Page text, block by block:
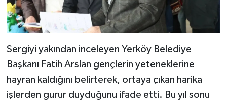
Sergiyi yakından inceleyen Yerköy Belediye
Başkanı Fatih Arslan gençlerin yeteneklerine
hayran kaldığını belirterek, ortaya çıkan harika
işlerden gurur duyduğunu ifade etti. Bu yıl sonu